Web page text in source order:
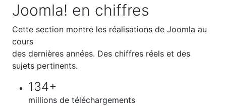
Joomla! en chiffres
Cette section montre les réalisations de Joomla au
cours
des dernières années. Des chiffres réels et des
sujets pertinents.
134+
millions de téléchargements